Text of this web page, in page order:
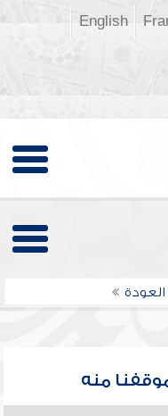
English
منه